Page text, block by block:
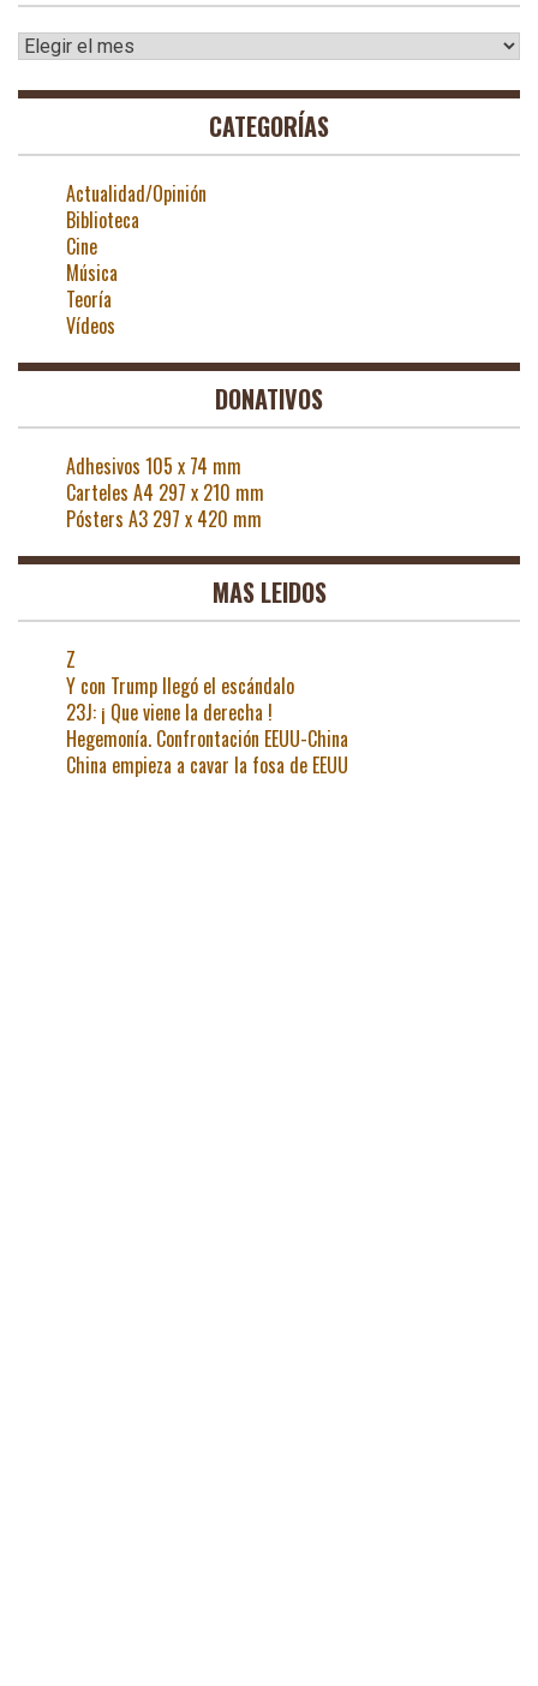
Archivos
CATEGORÍAS
Actualidad/Opinión
Biblioteca
Cine
Música
Teoría
Vídeos
DONATIVOS
Adhesivos 105 x 74 mm
Carteles A4 297 x 210 mm
Pósters A3 297 x 420 mm
MAS LEIDOS
Z
Y con Trump llegó el escándalo
23J: ¡ Que viene la derecha !
Hegemonía. Confrontación EEUU-China
China empieza a cavar la fosa de EEUU